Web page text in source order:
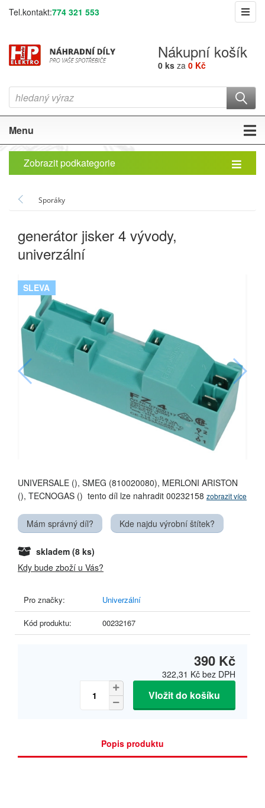
Tel.kontakt:774 321 553
Nákupní košík
0 ks za 0 Kč
Menu
Zobrazit podkategorie
Sporáky
generátor jisker 4 vývody,
univerzální
SLEVA
UNIVERSALE (), SMEG (810020080), MERLONI ARISTON
(), TECNOGAS () tento díl lze nahradit 00232158 zobrazit více
Mám správný díl? Kde najdu výrobní štítek?
skladem (8 ks)
Kdy bude zboží u Vás?
Pro značky: Univerzální
Kód produktu: 00232167
390 Kč
322,31 Kč bez DPH
Vložit do košíku
Popis produktu